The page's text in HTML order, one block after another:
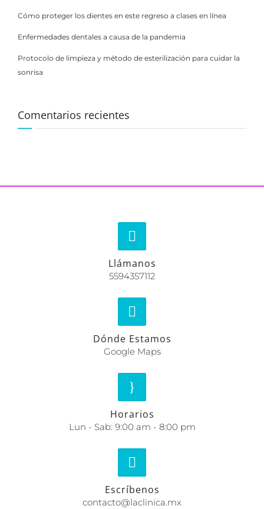
Cómo proteger los dientes en este regreso a clases en línea
Enfermedades dentales a causa de la pandemia
Protocolo de limpieza y método de esterilización para cuidar la
sonrisa
Comentarios recientes
Llámanos
5594357112
Dónde Estamos
Google Maps
Horarios
Lun - Sab: 9:00 am - 8:00 pm
Escríbenos
contacto@laclinica.mx